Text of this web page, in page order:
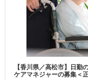
【香川県／高松市】日勤
ケアマネジャーの募集＜